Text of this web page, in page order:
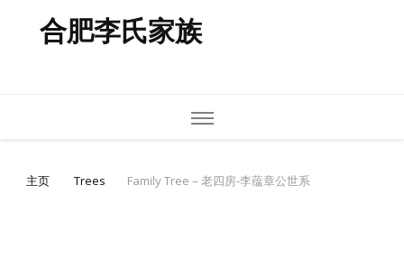
合肥李氏家族
主页 Trees Family Tree – 老四房-李蕴章公世系